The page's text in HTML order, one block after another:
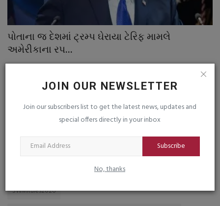
JOIN OUR NEWSLETTER
Join our subscribers list to get the latest news, updates and
special offers directly in your inbox
Subscribe
No, thanks
પોતાના જ દેશમાં ટ્રમ્પ ઘેરાયા ટેરિફ મામલે
અમેરીકાના રપ...
saurashtrabhoomi Aug 4, 2026 0
PGVCL Smart Meter
RozgarMela
CNG PRICE
SWMRules2026